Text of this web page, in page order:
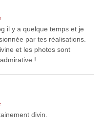
il y a quelque temps et je
par tes réalisations.
et les photos sont
!
divin.